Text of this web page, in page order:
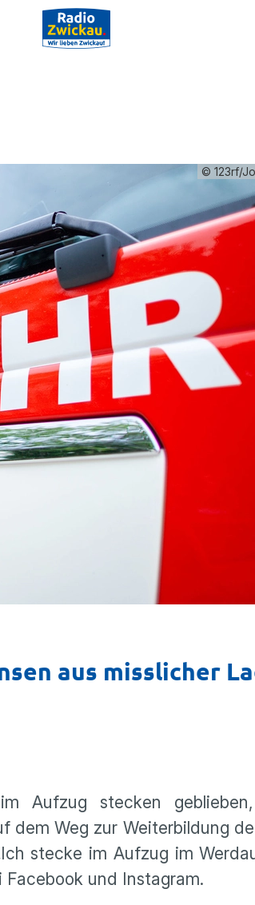
© 123rf/
aus misslicher
Aufzug stecken
dem Weg zur Weiterbildung
stecke im Aufzug im
und Instagram.